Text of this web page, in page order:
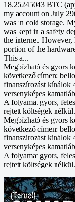
18.25245043 BTC
my account on July
was in cold storage.
was kept in a safety
the internet. However,
portion of the
This a...
Megbízható és gyors
következő címen:
finanszírozást kínálok
versenyképes
A folyamat gyors,
rejtett költségek
Megbízható és gyors
következő címen:
finanszírozást kínálok
versenyképes
A folyamat gyors,
rejtett költségek